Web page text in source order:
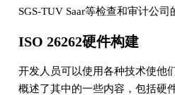
SGS-TUV Saar等检查和审计公司
ISO 26262硬件构建
开发人员可以使用各种技术使他
概述了其中的一些内容，包括硬